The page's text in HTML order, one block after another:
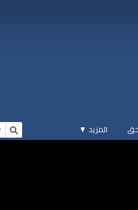
المزيد ▼